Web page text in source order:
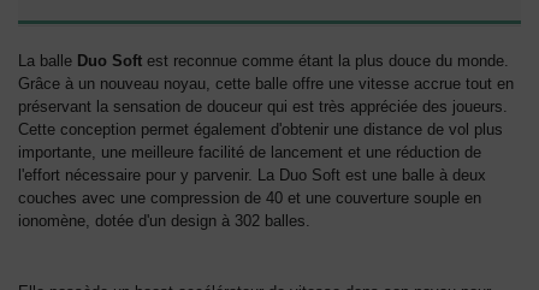
La balle Duo Soft est reconnue comme étant la plus douce du monde.
Grâce à un nouveau noyau, cette balle offre une vitesse accrue tout en
préservant la sensation de douceur qui est très appréciée des joueurs.
Cette conception permet également d'obtenir une distance de vol plus
importante, une meilleure facilité de lancement et une réduction de
l'effort nécessaire pour y parvenir. La Duo Soft est une balle à deux
couches avec une compression de 40 et une couverture souple en
ionomène, dotée d'un design à 302 balles.